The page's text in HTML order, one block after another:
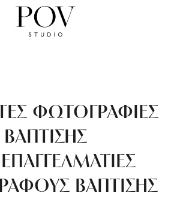
ΦΩΤΟΓΡΑΦΙΕΣ
ΒΑΠΤΙΣΗΣ
ΒΑΠΤΙΣΗΣ